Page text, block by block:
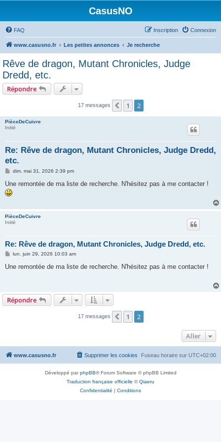
CasusNO
FAQ Connexion
Inscription
www.casusno.fr Les petites annonces Je recherche
Rêve de dragon, Mutant Chronicles, Judge
Dredd, etc.
Répondre
17 messages Précédent
1 2
PièceDeCuivre
Initié
Re: Rêve de dragon, Mutant Chronicles, Judge Dredd,
etc.
M
s
a
dim. mai 31, 2026 2:39 pm
Une remontée de ma liste de recherche. N'hésitez pas à me contacter !
PièceDeCuivre
Initié
Re: Rêve de dragon, Mutant Chronicles, Judge Dredd, etc.
M
s
lun. juin 29, 2026 10:03 am
Une remontée de ma liste de recherche. N'hésitez pas à me contacter !
Répondre
17 messages Précédent
1 2
Aller
www.casusno.fr Fuseau horaire sur UTC+02:00
Supprimer les cookies
Développé parphpBB® Forum Software © phpBB Limited
Traduction française officielle ©Qiaeru
Confidentialité | Conditions